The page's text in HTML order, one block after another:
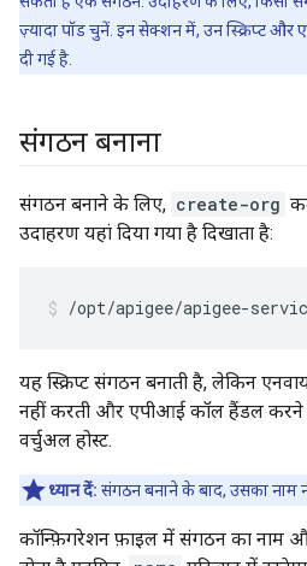
ज़्यादा पॉड चुनें. इन सेक्शन में, उन स्क्रिप्ट और
दी गई है.
संगठन बनाना
संगठन बनाने के लिए, create-org
उदाहरण यहां दिया गया है दिखाता है:
/opt/apigee/apigee-
यह स्क्रिप्ट संगठन बनाती है, लेकिन
नहीं करती और एपीआई कॉल हैंडल
वर्चुअल होस्ट.
ध्यान दें: संगठन बनाने के बाद, उसका नाम
कॉन्फ़िगरेशन फ़ाइल में संगठन का नाम